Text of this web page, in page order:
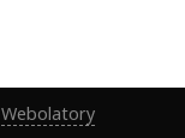
Webolatory